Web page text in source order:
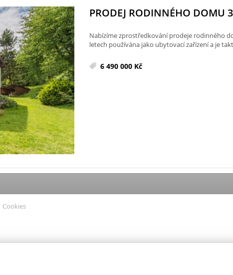
PRODEJ RODINNÉHO DOMU
Nabízíme zprostředkování prodeje rodinného
letech používána jako ubytovací zařízení a je
6 490 000 Kč
Cookies